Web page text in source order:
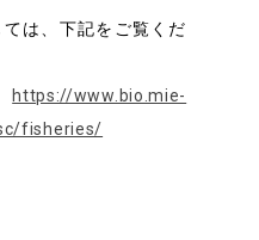
は、下記をご覧くだ
https://www.bio.mie-
fisheries/